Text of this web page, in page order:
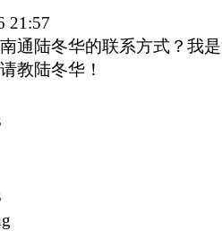
21:57
通陆冬华的联系方式？我
教陆冬华！